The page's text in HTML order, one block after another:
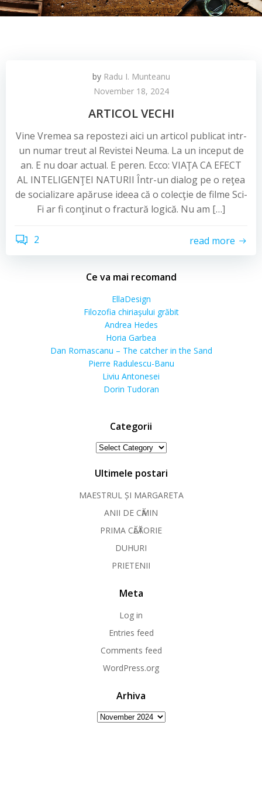
by Radu I. Munteanu
November 18, 2024
ARTICOL VECHI
Vine Vremea sa repostezi aici un articol publicat intr-
un numar treut al Revistei Neuma. La un inceput de
an. E nu doar actual. E peren. Ecco: VIAŢA CA EFECT
AL INTELIGENŢEI NATURII Într-un dialog pe o reţea
de socializare apăruse ideea că o colecţie de filme Sci-
Fi ar fi conţinut o fractură logică. Nu am […]
2 read more
Ce va mai recomand
EllaDesign
Filozofia chiriaşului grăbit
Andrea Hedes
Horia Garbea
Dan Romascanu – The catcher in the Sand
Pierre Radulescu-Banu
Liviu Antonesei
Dorin Tudoran
Categorii
Categorii
Ultimele postari
MAESTRUL ȘI MARGARETA
ANII DE CӐMIN
PRIMA CӐLӐTORIE
DUHURI
PRIETENII
Meta
Log in
Entries feed
Comments feed
WordPress.org
Arhiva
Arhiva